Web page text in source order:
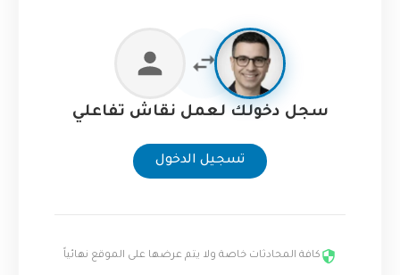
سجل دخولك لعمل نقاش تفاعلي
تسجيل الدخول
كافة المحادثات خاصة ولا يتم عرضها على الموقع نهائياً